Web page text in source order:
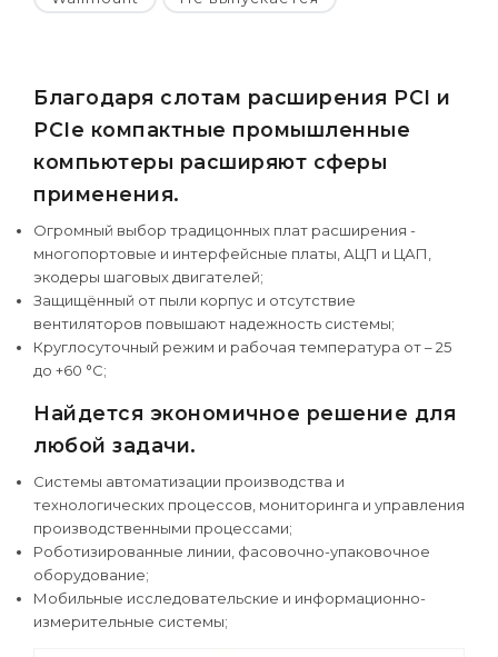
Благодаря слотам расширения PCI и
PCIe компактные промышленные
компьютеры расширяют сферы
применения.
Огромный выбор традицонных плат расширения -
многопортовые и интерфейсные платы, АЦП и ЦАП,
экодеры шаговых двигателей;
Защищённый от пыли корпус и отсутствие
вентиляторов повышают надежность системы;
Круглосуточный режим и рабочая температура от – 25
до +60 °С;
Найдется экономичное решение для
любой задачи.
Системы автоматизации производства и
технологических процессов, мониторинга и управления
производственными процессами;
Роботизированные линии, фасовочно-упаковочное
оборудование;
Мобильные исследовательские и информационно-
измерительные системы;